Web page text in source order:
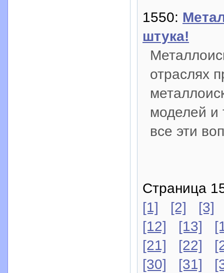
1550:
штука!
отраслях
моделей и
все эти
Страница
[1]
[2]
[3]
[12]
[13]
[21]
[22]
[30]
[31]